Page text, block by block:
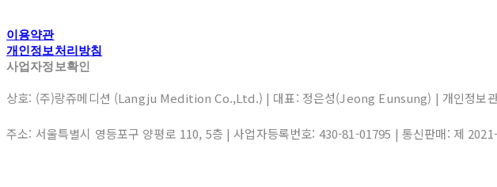
이용약관
개인정보처리방침
사업자정보확인
상호: (주)랑쥬메디션 (Langju Medition Co.,Ltd.) | 대표: 정은성(Jeong Eunsung) | 개인정
주소: 서울특별시 영등포구 양평로 110, 5층 | 사업자등록번호: 430-81-01795 | 통신판매: 제